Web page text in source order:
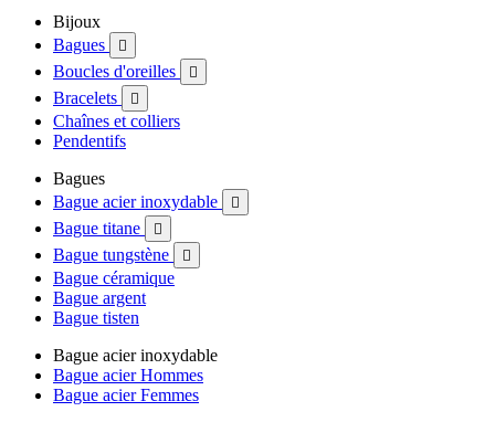
Bijoux
Bagues

Boucles d'oreilles 
Bracelets 
Chaînes et colliers
Pendentifs
Bagues
Bague acier inoxydable

Bague titane 
Bague tungstène 
Bague céramique
Bague argent
Bague tisten
Bague acier inoxydable
Bague acier Hommes
Bague acier Femmes